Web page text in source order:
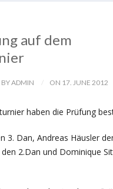
auf dem
BY ADMIN ON 17. JUNE 2012
haben die Prüfung
3. Dan, Andreas Häusler
2.Dan und Dominique